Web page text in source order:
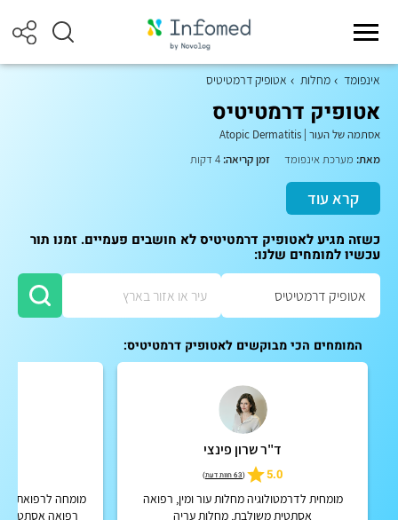
אינפומד מחלות אטופיק דרמטיטיס
אטופיק דרמטיטיס
אסתמה של העור Atopic Dermatitis
מאת: מערכת אינפומד זמן קריאה:
קרא עוד
כשזה מגיע לאטופיק דרמטיטיס לא חושבים פעמיים. זמנו תור
עכשיו למומחים שלנו:
המומחים הכי מבוקשים לאטופיק דרמטיטיס:
ד"ר שרון פינצי
5.0
(63 חוות דעת )
מומחית לדרמטולוגיה מחלות עור ומין, רפואה
אסתטית משולבת, מחלות עריה
מומחה לרפואת
רפואה אסתטית,